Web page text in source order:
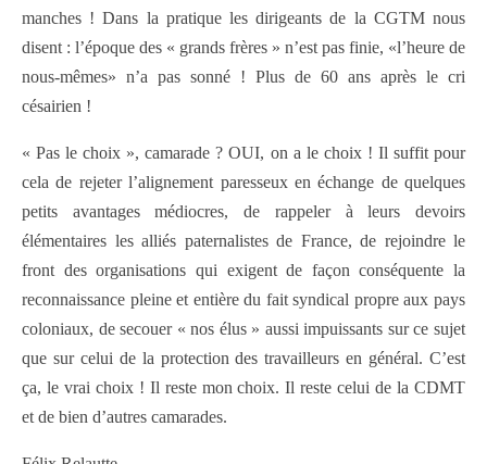
manches ! Dans la pratique les dirigeants de la CGTM nous
disent : l’époque des « grands frères » n’est pas finie, «l’heure de
nous-mêmes» n’a pas sonné ! Plus de 60 ans après le cri
césairien !
« Pas le choix », camarade ? OUI, on a le choix ! Il suffit pour
cela de rejeter l’alignement paresseux en échange de quelques
petits avantages médiocres, de rappeler à leurs devoirs
élémentaires les alliés paternalistes de France, de rejoindre le
front des organisations qui exigent de façon conséquente la
reconnaissance pleine et entière du fait syndical propre aux pays
coloniaux, de secouer « nos élus » aussi impuissants sur ce sujet
que sur celui de la protection des travailleurs en général. C’est
ça, le vrai choix ! Il reste mon choix. Il reste celui de la CDMT
et de bien d’autres camarades.